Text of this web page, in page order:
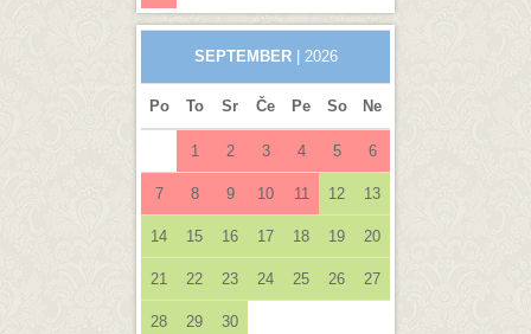
SEPTEMBER| 2026
Po To Sr Če Pe So Ne
1 2 3 4 5 6
7 8 9 10 11 12 13
14 15 16 17 18 19 20
21 22 23 24 25 26 27
28 29 30